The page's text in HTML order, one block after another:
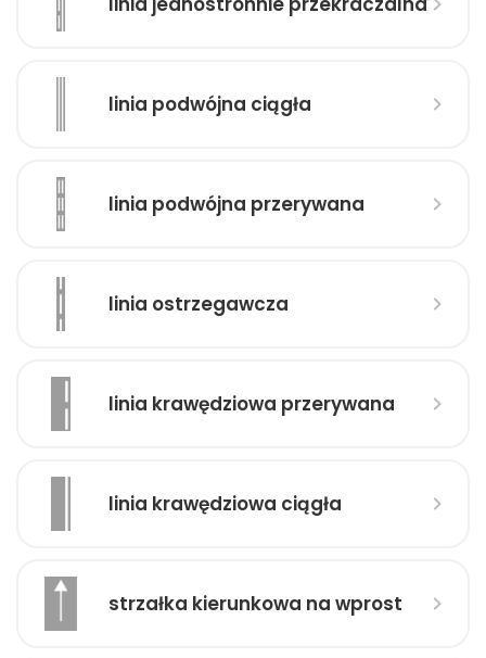
linia podwójna ciągła
linia podwójna przerywana
linia ostrzegawcza
linia krawędziowa przerywana
linia krawędziowa ciągła
strzałka kierunkowa na wprost